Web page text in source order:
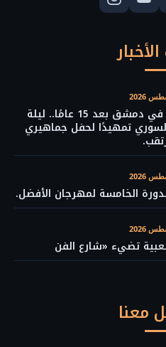
استقبال حافل لراغب علامة في دمشق بعد 15 عامًا.. ليلة
تمهيدًا لحفل جماهيري
الخامسة لمهرجان الأفضل.
تضيء «شارع الفن
معنا